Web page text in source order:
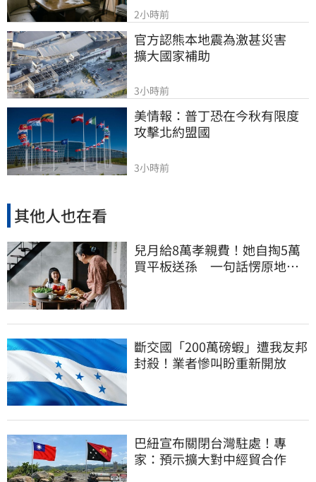
2小時前
官方認熊本地震為激甚災害
擴大國家補助
3小時前
美情報：普丁恐在今秋有限度
攻擊北約盟國
3小時前
其他人也在看
兒月給8萬孝親費！她自掏5萬
買平板送孫 一句話愣原地
斷交國「200萬磅蝦」遭我友邦
封殺！業者慘叫盼重新開放
巴紐宣布關閉台灣駐處！專
家：預示擴大對中經貿合作